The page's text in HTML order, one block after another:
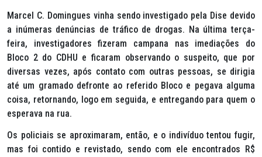
Marcel C. Domingues vinha sendo investigado pela Dise devido
a inúmeras denúncias de tráfico de drogas. Na última terça-
feira, investigadores fizeram campana nas imediações do
Bloco 2 do CDHU e ficaram observando o suspeito, que por
diversas vezes, após contato com outras pessoas, se dirigia
até um gramado defronte ao referido Bloco e pegava alguma
coisa, retornando, logo em seguida, e entregando para quem o
esperava na rua.
Os policiais se aproximaram, então, e o indivíduo tentou fugir,
mas foi contido e revistado, sendo com ele encontrados R$